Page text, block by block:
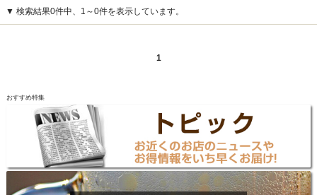
キッズルーム
安い デート
▼ 検索結果0件中、1～0件を表示しています。
1
おすすめ特集